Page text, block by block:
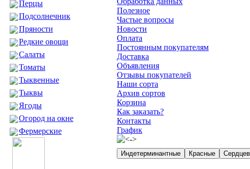
Перцы
Подсолнечник
Пряности
Редкие овощи
Салаты
Томаты
Тыквенные
Тыквы
Ягоды
Огород на окне
Фермерские
Полезное
Частые вопросы
Новости
Оплата
Постоянным покупателям
Доставка
Объявления
Отзывы покупателей
Наши сорта
Архив сортов
Корзина
Как заказать?
Контакты
График